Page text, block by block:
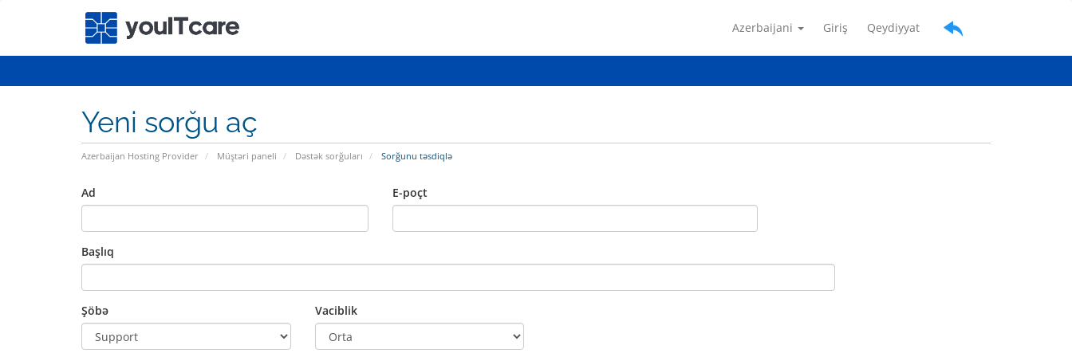
Azerbaijani Giriş Qeydiyyat
Yeni sorğu aç
Azerbaijan Hosting Provider Müştəri paneli Dəstək sorğuları Sorğunu təsdiqlə
Ad E-poçt
Başlıq
Şöbə Vaciblik